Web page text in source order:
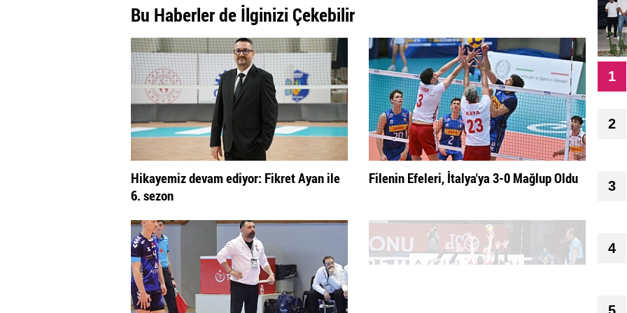
Bu Haberler de İlginizi Çekebilir
Hikayemiz devam ediyor: Fikret Ayan ile
6. sezon
Filenin Efeleri, İtalya'ya 3-0 Mağlup Oldu
1
2
3
4